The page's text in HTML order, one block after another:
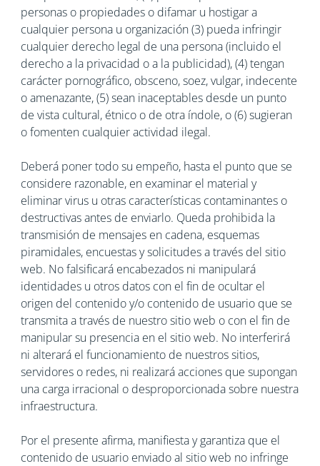
personas o propiedades o difamar u hostigar a
cualquier persona u organización (3) pueda infringir
cualquier derecho legal de una persona (incluido el
derecho a la privacidad o a la publicidad), (4) tengan
carácter pornográfico, obsceno, soez, vulgar, indecente
o amenazante, (5) sean inaceptables desde un punto
de vista cultural, étnico o de otra índole, o (6) sugieran
o fomenten cualquier actividad ilegal.
Deberá poner todo su empeño, hasta el punto que se
considere razonable, en examinar el material y
eliminar virus u otras características contaminantes o
destructivas antes de enviarlo. Queda prohibida la
transmisión de mensajes en cadena, esquemas
piramidales, encuestas y solicitudes a través del sitio
web. No falsificará encabezados ni manipulará
identidades u otros datos con el fin de ocultar el
origen del contenido y/o contenido de usuario que se
transmita a través de nuestro sitio web o con el fin de
manipular su presencia en el sitio web. No interferirá
ni alterará el funcionamiento de nuestros sitios,
servidores o redes, ni realizará acciones que supongan
una carga irracional o desproporcionada sobre nuestra
infraestructura.
Por el presente afirma, manifiesta y garantiza que el
contenido de usuario enviado al sitio web no infringe